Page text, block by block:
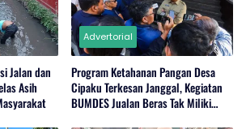
Jalan dan
Asih
Advertorial
Program Ketahanan Pangan Desa
Cipaku Terkesan Janggal, Kegiatan
BUMDES Jualan Beras Tak Miliki